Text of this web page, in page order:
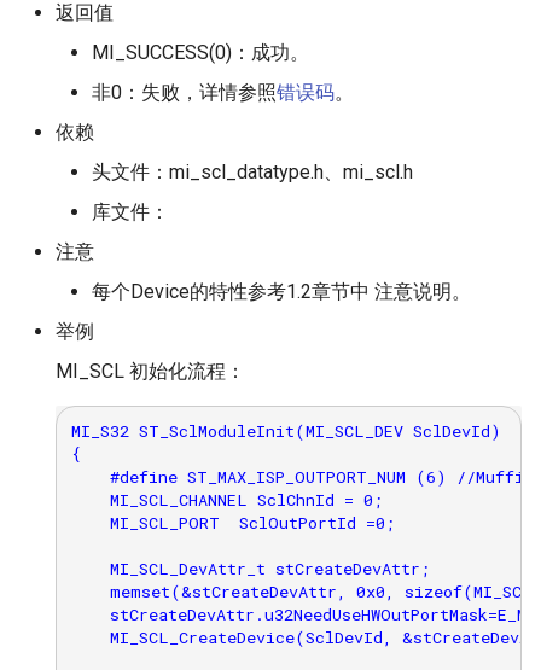
返回值
MI_SUCCESS(0)：成功。
非0：失败，详情参照错误码。
依赖
头文件：mi_scl_datatype.h、mi_scl.h
库文件：
注意
每个Device的特性参考1.2章节中 注意说明。
举例
MI_SCL 初始化流程：
MI_S32 ST_SclModuleInit(MI_SCL_DEV SclDevId)
{
#define ST_MAX_ISP_OUTPORT_NUM (6) //
    MI_SCL_CHANNEL SclChnId = 0;
    MI_SCL_PORT  SclOutPortId =0;
    MI_SCL_DevAttr_t stCreateDevAttr;
memset(&stCreateDevAttr, 0x0,
MI_SCL_CreateDevice(SclDevId,